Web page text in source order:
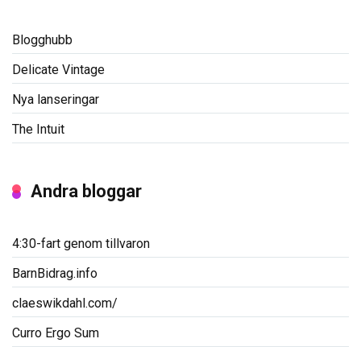
Blogghubb
Delicate Vintage
Nya lanseringar
The Intuit
Andra bloggar
4:30-fart genom tillvaron
BarnBidrag.info
claeswikdahl.com/
Curro Ergo Sum